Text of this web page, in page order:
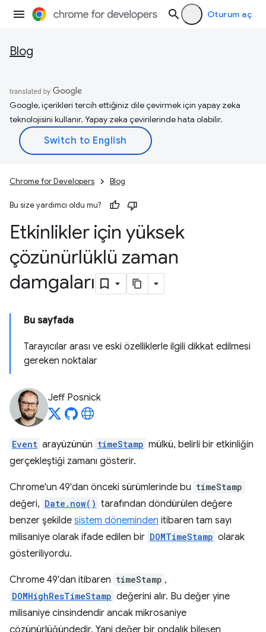
Oturum aç
Blog
Google, içerikleri tercih ettiğiniz dile çevirmek için yapay zeka
teknolojisini kullanır. Yapay zeka çevirilerinde hata olabilir.
Chrome for Developers Blog
Bu size yardımcı oldu mu?
Etkinlikler için yüksek
çözünürlüklü zaman
damgaları
Bu sayfada
Tarayıcılar arası ve eski özelliklerle ilgili dikkat edilmesi
gereken noktalar
Jeff Posnick
Event arayüzünün timeStamp mülkü, belirli bir etkinliğin
gerçekleştiği zamanı gösterir.
Chrome'un 49'dan önceki sürümlerinde bu timeStamp
değeri, Date.now() tarafından döndürülen değere
benzer şekilde sistem döneminden itibaren tam sayı
milisaniye olarak ifade edilen bir DOMTimeStamp olarak
gösteriliyordu.
Chrome 49'dan itibaren timeStamp ,
DOMHighResTimeStamp değerini alır. Bu değer yine
milisaniye cinsindendir ancak mikrosaniye
çözünürlüğündedir. Yani değer bir ondalık bileşen